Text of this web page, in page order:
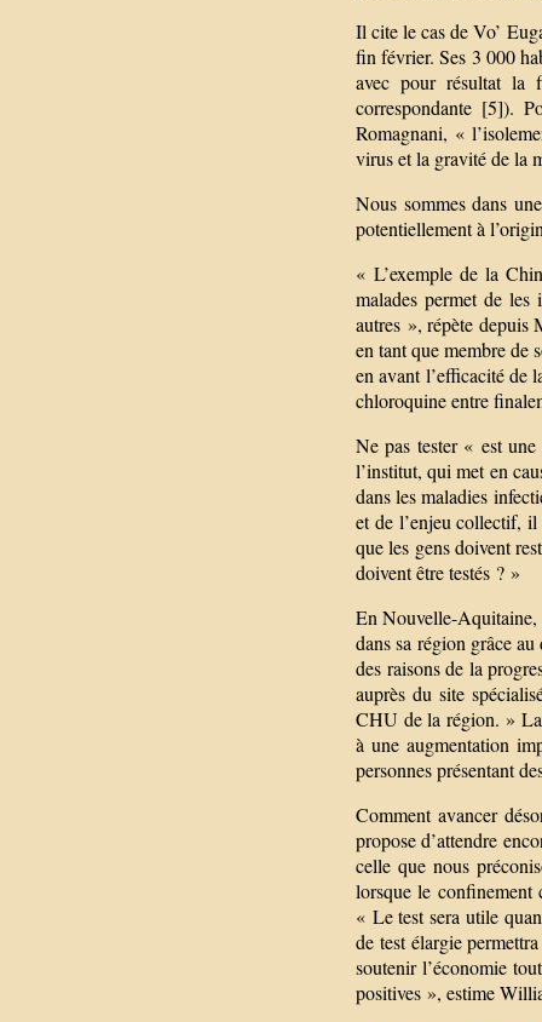
Il cite le cas de Vo’
fin février. Ses 3 000
avec pour résultat la
correspondante [5]).
Romagnani, «
virus et la gravité de la
Nous sommes dans
potentiellement à
« L’exemple de la
malades permet de les
autres », répète depuis
en tant que membre de
en avant l’efficacité de
chloroquine entre
Ne pas tester « est
l’institut, qui met en
dans les maladies
et de l’enjeu collectif,
que les gens doivent
doivent être testés ? »
En Nouvelle-Aquitaine,
dans sa région grâce
des raisons de la
auprès du site
CHU de la région. »
à une augmentation
personnes présentant
Comment avancer
propose d’attendre
celle que nous
lorsque le confinement
« Le test sera utile
de test élargie
soutenir l’économie
positives », estime